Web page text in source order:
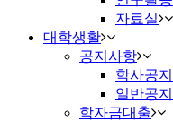
자료실
대학생활
공지사항
학사공지
일반공지
학자금대출